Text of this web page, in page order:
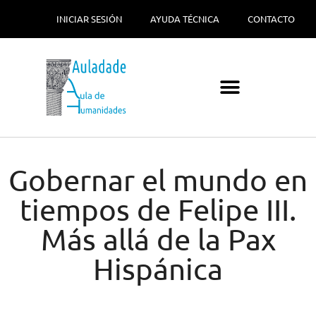
INICIAR SESIÓN AYUDA TÉCNICA CONTACTO
Gobernar el mundo en
tiempos de Felipe III.
Más allá de la Pax
Hispánica